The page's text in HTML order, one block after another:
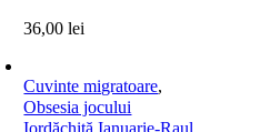
36,00lei
Cuvinte migratoare,
Obsesia jocului
Iordăchiță Ianuarie-Raul